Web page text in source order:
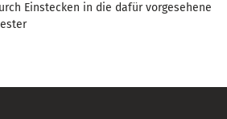
Einstecken in die dafür vorgesehene